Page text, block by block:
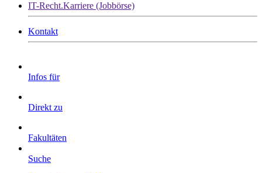
IT-Recht.Karriere (Jobbörse)
Kontakt
Infos für
Direkt zu
Fakultäten
Suche